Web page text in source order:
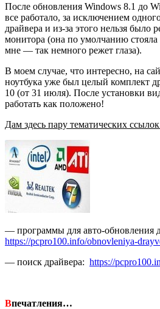
После обновления Windows 8.1 до
все работало, за исключением
драйвера и из-за этого нельзя было
монитора (она по умолчанию
мне — так немного режет глаза).
В моем случае, что интересно, на
ноутбука уже был целый комплект
10 (от 31 июля). После установки
работать как положено!
Дам здесь пару тематических
— программы для авто-обновления
https://pcpro100.info/obnovleniya-
— поиск драйвера: https://
Впечатления…